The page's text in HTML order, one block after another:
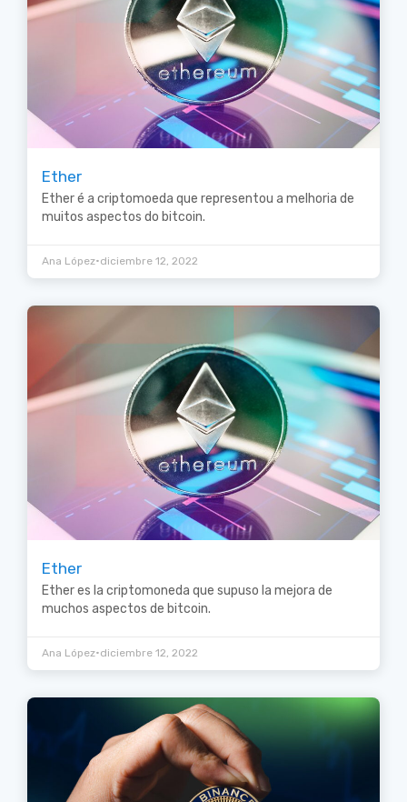
Ether
Ether é a criptomoeda que representou a melhoria de
muitos aspectos do bitcoin.
Ana López•diciembre 12, 2022
Ether
Ether es la criptomoneda que supuso la mejora de
muchos aspectos de bitcoin.
Ana López•diciembre 12, 2022